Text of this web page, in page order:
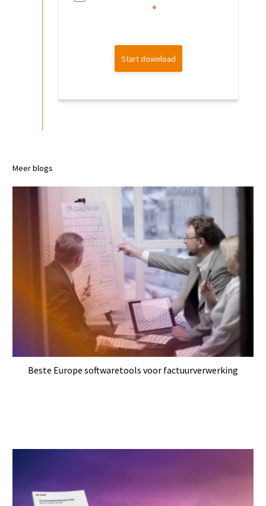
Start download
Meer blogs
Beste Europe softwaretools voor factuurverwerking